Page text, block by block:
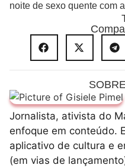
noite de sexo quente com
Jornalista, ativista do
enfoque em conteúdo.
aplicativo de cultura e
(em vias de